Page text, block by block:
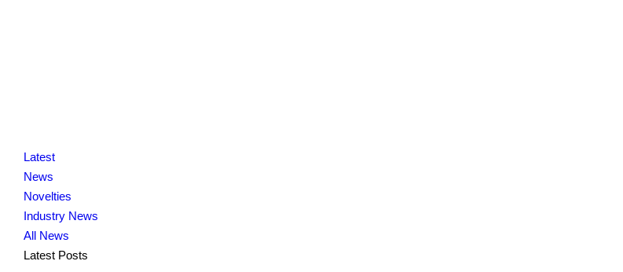
K
L
O
C
C
A
닫
기
K
L
O
C
C
A
Latest
News
Novelties
Industry News
All News
Latest Posts